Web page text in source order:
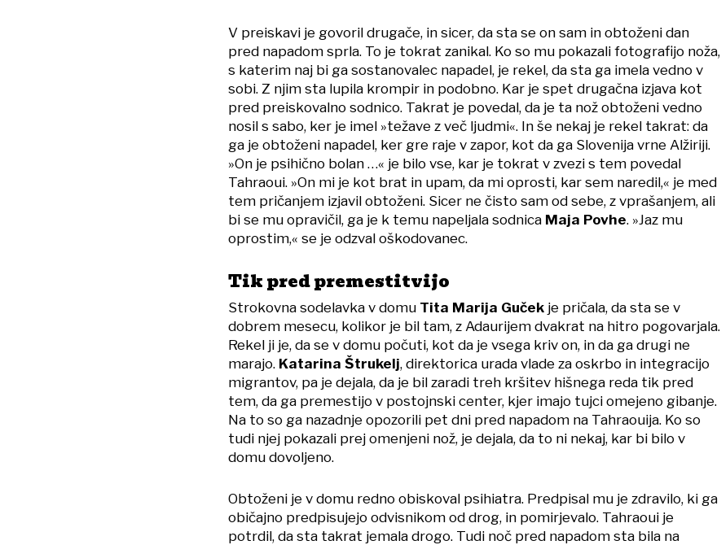
V preiskavi je govoril drugače, in sicer, da sta se on sam in obtoženi dan
pred napadom sprla. To je tokrat zanikal. Ko so mu pokazali fotografijo noža,
s katerim naj bi ga sostanovalec napadel, je rekel, da sta ga imela vedno v
sobi. Z njim sta lupila krompir in podobno. Kar je spet drugačna izjava kot
pred preiskovalno sodnico. Takrat je povedal, da je ta nož obtoženi vedno
nosil s sabo, ker je imel »težave z več ljudmi«. In še nekaj je rekel takrat: da
ga je obtoženi napadel, ker gre raje v zapor, kot da ga Slovenija vrne Alžiriji.
»On je psihično bolan …« je bilo vse, kar je tokrat v zvezi s tem povedal
Tahraoui. »On mi je kot brat in upam, da mi oprosti, kar sem naredil,« je med
tem pričanjem izjavil obtoženi. Sicer ne čisto sam od sebe, z vprašanjem, ali
bi se mu opravičil, ga je k temu napeljala sodnica Maja Povhe. »Jaz mu
oprostim,« se je odzval oškodovanec.
Tik pred premestitvijo
Strokovna sodelavka v domu Tita Marija Guček je pričala, da sta se v
dobrem mesecu, kolikor je bil tam, z Adaurijem dvakrat na hitro pogovarjala.
Rekel ji je, da se v domu počuti, kot da je vsega kriv on, in da ga drugi ne
marajo. Katarina Štrukelj, direktorica urada vlade za oskrbo in integracijo
migrantov, pa je dejala, da je bil zaradi treh kršitev hišnega reda tik pred
tem, da ga premestijo v postojnski center, kjer imajo tujci omejeno gibanje.
Na to so ga nazadnje opozorili pet dni pred napadom na Tahraouija. Ko so
tudi njej pokazali prej omenjeni nož, je dejala, da to ni nekaj, kar bi bilo v
domu dovoljeno.
Obtoženi je v domu redno obiskoval psihiatra. Predpisal mu je zdravilo, ki ga
običajno predpisujejo odvisnikom od drog, in pomirjevalo. Tahraoui je
potrdil, da sta takrat jemala drogo. Tudi noč pred napadom sta bila na